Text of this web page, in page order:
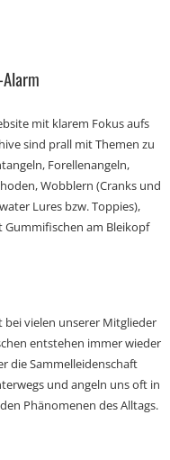
mit klarem Fokus aufs
sind prall mit Themen zu
Forellenangeln,
Wobblern (Cranks und
Lures bzw. Toppies),
am Bleikopf
vielen unserer Mitglieder
entstehen immer wieder
die Sammelleidenschaft
und angeln uns oft in
Phänomenen des Alltags.